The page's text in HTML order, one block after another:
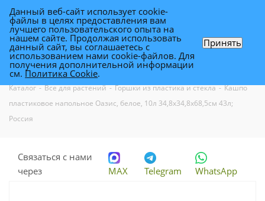
Кашпо пластиковое напольное Оазис,
белое, 10л 34,8х34,8х68,5см 43л; Россия
Каталог - Все для растений - Горшки из пластика и стекла - Кашпо
пластиковое напольное Оазис, белое, 10л 34,8х34,8х68,5см 43л;
Россия
Связаться с нами
через
MAX Telegram WhatsApp
Данный веб-сайт использует cookie-
файлы в целях предоставления вам
лучшего пользовательского опыта на
нашем сайте. Продолжая использовать
данный сайт, вы соглашаетесь с
использованием нами cookie-файлов. Для
получения дополнительной информации
см. Политика Cookie.
Принять